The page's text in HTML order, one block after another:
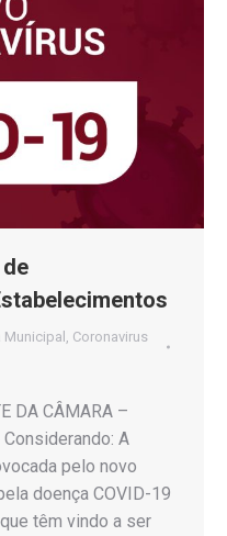
Municipal
Coronavirus
DA CÂMARA –
Considerando: A
pelo novo
doença COVID-19
têm vindo a ser